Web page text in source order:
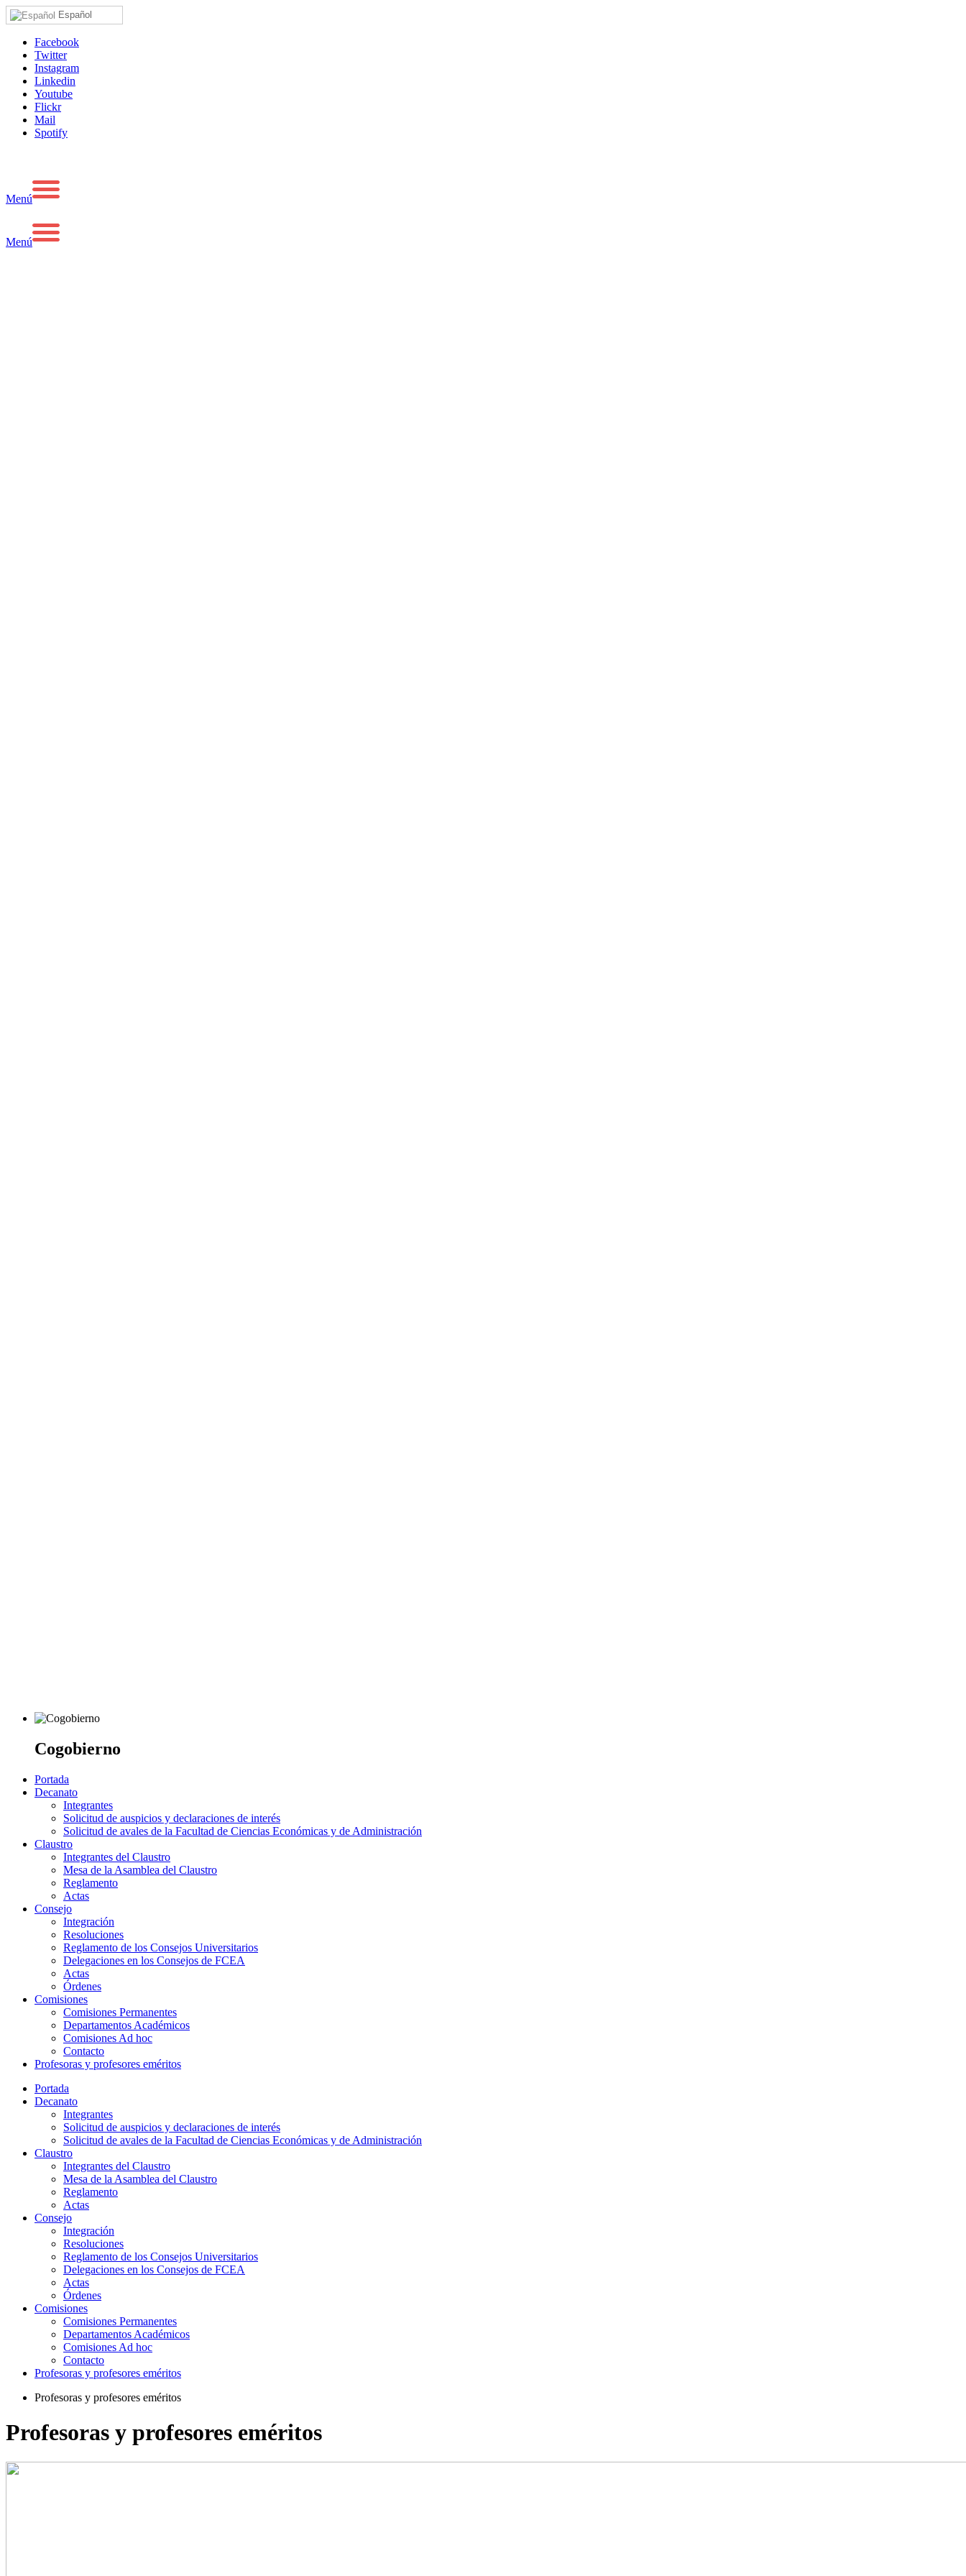
Español
Facebook
Twitter
Instagram
Linkedin
Youtube
Flickr
Mail
Spotify
Menú
Menú
Cogobierno
Portada
Decanato
Integrantes
Solicitud de auspicios y declaraciones de interés
Solicitud de avales de la Facultad de Ciencias Económicas y de Administración
Claustro
Integrantes del Claustro
Mesa de la Asamblea del Claustro
Reglamento
Actas
Consejo
Integración
Resoluciones
Reglamento de los Consejos Universitarios
Delegaciones en los Consejos de FCEA
Actas
Órdenes
Comisiones
Comisiones Permanentes
Departamentos Académicos
Comisiones Ad hoc
Contacto
Profesoras y profesores eméritos
Portada
Decanato
Integrantes
Solicitud de auspicios y declaraciones de interés
Solicitud de avales de la Facultad de Ciencias Económicas y de Administración
Claustro
Integrantes del Claustro
Mesa de la Asamblea del Claustro
Reglamento
Actas
Consejo
Integración
Resoluciones
Reglamento de los Consejos Universitarios
Delegaciones en los Consejos de FCEA
Actas
Órdenes
Comisiones
Comisiones Permanentes
Departamentos Académicos
Comisiones Ad hoc
Contacto
Profesoras y profesores eméritos
Profesoras y profesores eméritos
Profesoras y profesores eméritos